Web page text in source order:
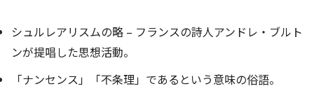
シュルレアリスムの略 – フランスの詩人アンドレ・ブルト
ンが提唱した思想活動。
「ナンセンス」「不条理」であるという意味の俗語。